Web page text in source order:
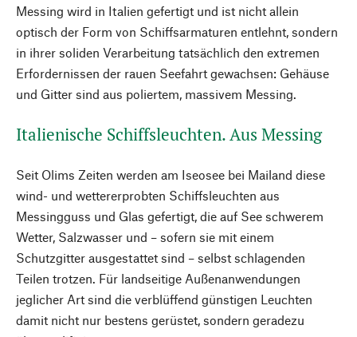
Messing wird in Italien gefertigt und ist nicht allein
optisch der Form von Schiffsarmaturen entlehnt, sondern
in ihrer soliden Verarbeitung tatsächlich den extremen
Erfordernissen der rauen Seefahrt gewachsen: Gehäuse
und Gitter sind aus poliertem, massivem Messing.
Italienische Schiffsleuchten. Aus Messing
Seit Olims Zeiten werden am Iseosee bei Mailand diese
wind- und wettererprobten Schiffsleuchten aus
Messingguss und Glas gefertigt, die auf See schwerem
Wetter, Salzwasser und – sofern sie mit einem
Schutzgitter ausgestattet sind – selbst schlagenden
Teilen trotzen. Für landseitige Außenanwendungen
jeglicher Art sind die verblüffend günstigen Leuchten
damit nicht nur bestens gerüstet, sondern geradezu